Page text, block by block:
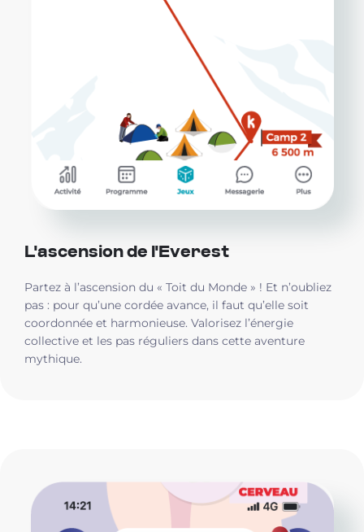
L'ascension de l'Everest
Partez à l’ascension du « Toit du Monde » ! Et n’oubliez
pas : pour qu’une cordée avance, il faut qu’elle soit
coordonnée et harmonieuse. Valorisez l’énergie
collective et les pas réguliers dans cette aventure
mythique.